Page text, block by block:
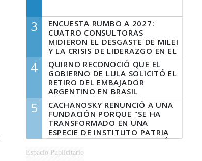
3
ENCUESTA RUMBO A 2027:
CUATRO CONSULTORAS
MIDIERON EL DESGASTE DE MILEI
Y LA CRISIS DE LIDERAZGO EN EL
PERONISMO
4
QUIRNO RECONOCIÓ QUE EL
GOBIERNO DE LULA SOLICITÓ EL
RETIRO DEL EMBAJADOR
ARGENTINO EN BRASIL
5
CACHANOSKY RENUNCIÓ A UNA
FUNDACIÓN PORQUE "SE HA
TRANSFORMADO EN UNA
ESPECIE DE INSTITUTO PATRIA
INCONDICIONAL DE LA GESTIÓN
DE MILEI"
Espacio Publicitario